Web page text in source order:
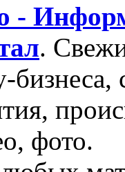
-
.
фото.